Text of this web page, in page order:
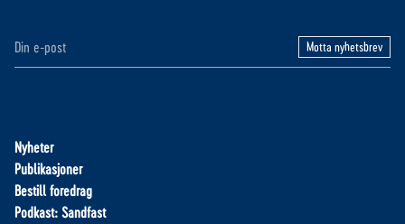
Motta nyhetsbrev
Nyheter
Publikasjoner
Bestill foredrag
Podkast: Sandfast